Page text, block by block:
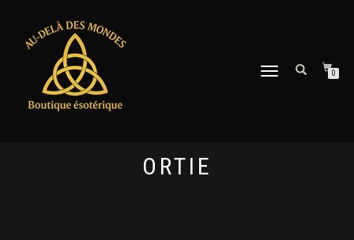
DÉPLIER
0
ORTIE